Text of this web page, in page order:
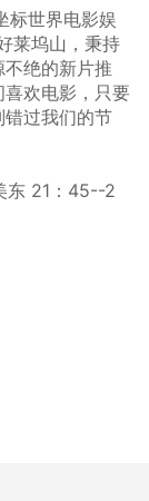
标世界电影娱
莱坞山，秉持
绝的新片推
欢电影，只要
过我们的节
东 21：45--2
g
a
t
i
o